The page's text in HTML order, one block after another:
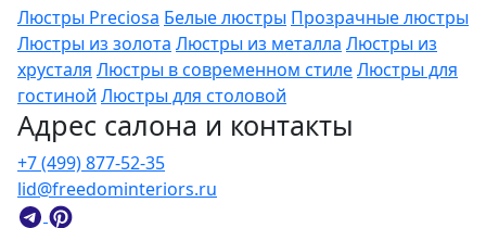
Люстры Preciosa Белые люстры Прозрачные люстры
Люстры из золота Люстры из металла Люстры из
хрусталя Люстры в современном стилеЛюстры для
гостиной Люстры для столовой
Адрес салона и контакты
+7 (499) 877-52-35
lid@freedominteriors.ru